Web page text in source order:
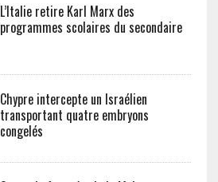
L’Italie retire Karl Marx des
programmes scolaires du secondaire
Chypre intercepte un Israélien
transportant quatre embryons
congelés